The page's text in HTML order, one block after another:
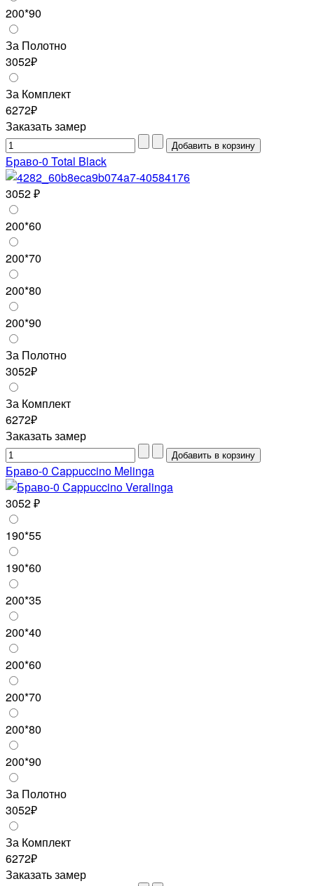
200*90
За Полотно
3052₽
За Комплект
6272₽
Заказать замер
Браво-0 Total Black
3052 ₽
200*60
200*70
200*80
200*90
За Полотно
3052₽
За Комплект
6272₽
Заказать замер
Браво-0 Cappuccino Melinga
3052 ₽
190*55
190*60
200*35
200*40
200*60
200*70
200*80
200*90
За Полотно
3052₽
За Комплект
6272₽
Заказать замер